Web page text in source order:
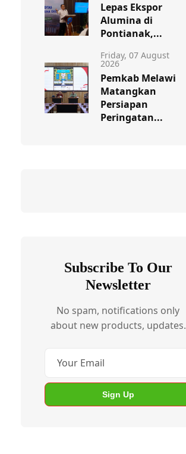
Lepas Ekspor
Alumina di
Pontianak,...
Friday, 07 August
2026
Pemkab Melawi
Matangkan
Persiapan
Peringatan...
Subscribe To Our
Newsletter
No spam, notifications only
about new products, updates.
Sign Up